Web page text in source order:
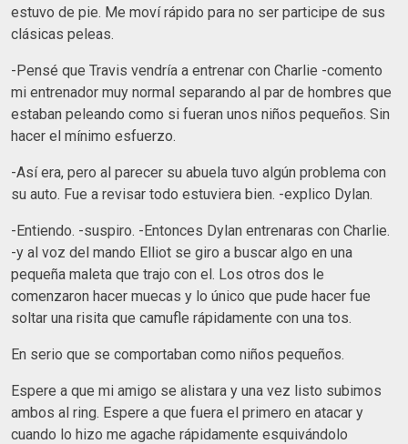
estuvo de pie. Me moví rápido para no ser participe de sus
clásicas peleas.
-Pensé que Travis vendría a entrenar con Charlie -comento
mi entrenador muy normal separando al par de hombres que
estaban peleando como si fueran unos niños pequeños. Sin
hacer el mínimo esfuerzo.
-Así era, pero al parecer su abuela tuvo algún problema con
su auto. Fue a revisar todo estuviera bien. -explico Dylan.
-Entiendo. -suspiro. -Entonces Dylan entrenaras con Charlie.
-y al voz del mando Elliot se giro a buscar algo en una
pequeña maleta que trajo con el. Los otros dos le
comenzaron hacer muecas y lo único que pude hacer fue
soltar una risita que camufle rápidamente con una tos.
En serio que se comportaban como niños pequeños.
Espere a que mi amigo se alistara y una vez listo subimos
ambos al ring. Espere a que fuera el primero en atacar y
cuando lo hizo me agache rápidamente esquivándolo